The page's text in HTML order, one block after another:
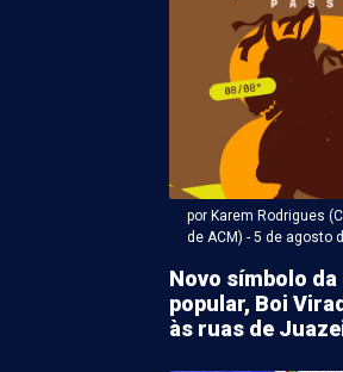
por Karem Rodrigues
de ACM) - 5 de agosto
Novo símbolo
popular, Boi
às ruas de